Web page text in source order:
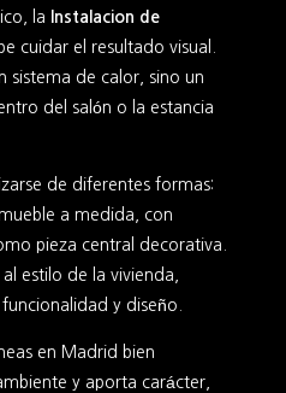
la
Instalacion de
cuidar el resultado visual.
sistema de calor, sino un
del salón o la estancia
de diferentes formas:
a medida, con
pieza central decorativa.
estilo de la vivienda,
y diseño.
en Madrid bien
y aporta carácter,